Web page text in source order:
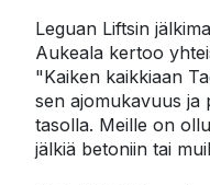
Leguan Liftsin
Aukeala kertoo
"Kaiken kaikkiaan
sen ajomukavuus ja
tasolla. Meille on
jälkiä betoniin tai